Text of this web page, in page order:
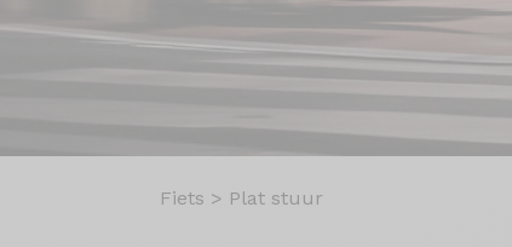
Fiets > Plat stuur